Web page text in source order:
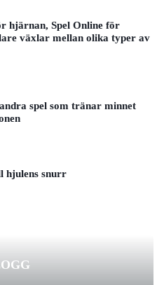
hjärnan, Spel Online för
växlar mellan olika typer av
spel som tränar minnet
hjulens snurr